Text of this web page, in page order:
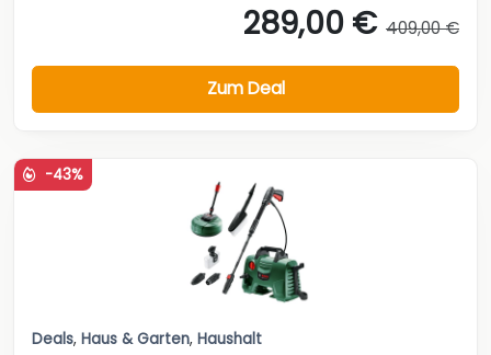
289,00 € 409,00 €
Zum Deal
-43%
Deals, Haus & Garten, Haushalt